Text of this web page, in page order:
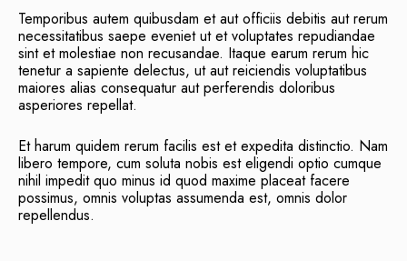
Temporibus autem quibusdam et aut officiis debitis aut rerum
necessitatibus saepe eveniet ut et voluptates repudiandae
sint et molestiae non recusandae. Itaque earum rerum hic
tenetur a sapiente delectus, ut aut reiciendis voluptatibus
maiores alias consequatur aut perferendis doloribus
asperiores repellat.
Et harum quidem rerum facilis est et expedita distinctio. Nam
libero tempore, cum soluta nobis est eligendi optio cumque
nihil impedit quo minus id quod maxime placeat facere
possimus, omnis voluptas assumenda est, omnis dolor
repellendus.